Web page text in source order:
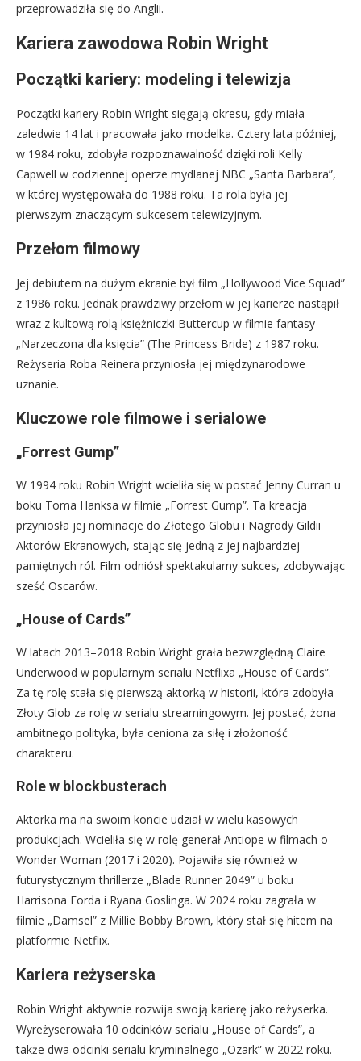
przeprowadziła się do Anglii.
Kariera zawodowa Robin Wright
Początki kariery: modeling i telewizja
Początki kariery Robin Wright sięgają okresu, gdy miała
zaledwie 14 lat i pracowała jako modelka. Cztery lata później,
w 1984 roku, zdobyła rozpoznawalność dzięki roli Kelly
Capwell w codziennej operze mydlanej NBC „Santa Barbara”,
w której występowała do 1988 roku. Ta rola była jej
pierwszym znaczącym sukcesem telewizyjnym.
Przełom filmowy
Jej debiutem na dużym ekranie był film „Hollywood Vice Squad”
z 1986 roku. Jednak prawdziwy przełom w jej karierze nastąpił
wraz z kultową rolą księżniczki Buttercup w filmie fantasy
„Narzeczona dla księcia” (The Princess Bride) z 1987 roku.
Reżyseria Roba Reinera przyniosła jej międzynarodowe
uznanie.
Kluczowe role filmowe i serialowe
„Forrest Gump”
W 1994 roku Robin Wright wcieliła się w postać Jenny Curran u
boku Toma Hanksa w filmie „Forrest Gump”. Ta kreacja
przyniosła jej nominacje do Złotego Globu i Nagrody Gildii
Aktorów Ekranowych, stając się jedną z jej najbardziej
pamiętnych ról. Film odniósł spektakularny sukces, zdobywając
sześć Oscarów.
„House of Cards”
W latach 2013–2018 Robin Wright grała bezwzględną Claire
Underwood w popularnym serialu Netflixa „House of Cards”.
Za tę rolę stała się pierwszą aktorką w historii, która zdobyła
Złoty Glob za rolę w serialu streamingowym. Jej postać, żona
ambitnego polityka, była ceniona za siłę i złożoność
charakteru.
Role w blockbusterach
Aktorka ma na swoim koncie udział w wielu kasowych
produkcjach. Wcieliła się w rolę generał Antiope w filmach o
Wonder Woman (2017 i 2020). Pojawiła się również w
futurystycznym thrillerze „Blade Runner 2049” u boku
Harrisona Forda i Ryana Goslinga. W 2024 roku zagrała w
filmie „Damsel” z Millie Bobby Brown, który stał się hitem na
platformie Netflix.
Kariera reżyserska
Robin Wright aktywnie rozwija swoją karierę jako reżyserka.
Wyreżyserowała 10 odcinków serialu „House of Cards”, a
także dwa odcinki serialu kryminalnego „Ozark” w 2022 roku.